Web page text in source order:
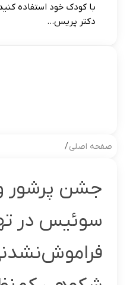
صفحه اصلی/
جشن پرشور
سوئیس در
با کودک خود استفاده
دکتر پریس...